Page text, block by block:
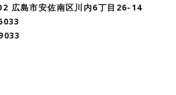
広島市安佐南区川内6丁目26-14